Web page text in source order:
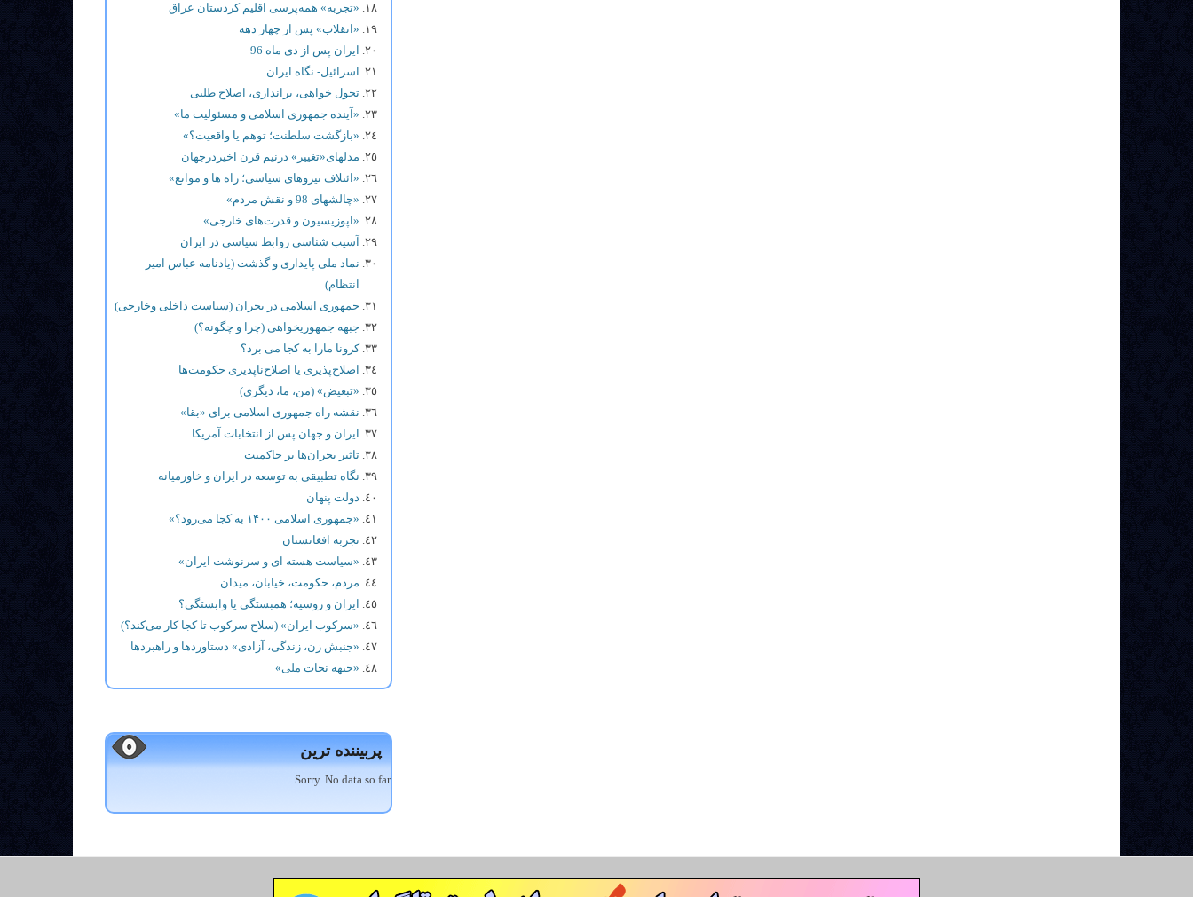
«تجربه» همه‌پرسی اقلیم کردستان عراق
«انقلاب» پس از چهار دهه
ایران پس از دی ماه 96
اسرائیل- نگاه ایران
تحول خواهی، براندازی، اصلاح طلبی
«آینده جمهوری اسلامی و مسئولیت ما»
«بازگشت سلطنت؛ توهم یا واقعیت؟»
مدلهای«تغییر» درنیم قرن اخیردرجهان
«ائتلاف نیروهای سیاسی؛ راه ها و موانع»
«چالشهای 98 و نقش مردم»
«اپوزیسیون و قدرت‌های خارجی»
آسیب شناسی روابط سیاسی در ایران
نماد ملی پایداری و گذشت (یادنامه عباس امیر
انتظام)
جمهوری اسلامی در بحران (سیاست داخلی وخارجی)
جبهه جمهوریخواهی (چرا و چگونه؟)
کرونا مارا به کجا می برد؟
اصلاح‌پذیری یا اصلاح‌ناپذیری حکومت‌ها
«تبعیض» (من، ما، دیگری)
نقشه راه جمهوری اسلامی برای «بقا»
ایران و جهان پس از انتخابات آمریکا
تاثیر بحران‌ها بر حاکمیت
نگاه تطبیقی به توسعه در ایران و خاورمیانه
دولت پنهان
«جمهوری اسلامی ۱۴۰۰ به کجا می‌رود؟»
تجربه افغانستان
«سیاست هسته ای و سرنوشت ایران»
مردم، حکومت، خیابان، میدان
ایران و روسیه؛ همبستگی یا وابستگی؟
«سرکوب ایران» (سلاح سرکوب تا کجا کار می‌کند؟)
«جنبش زن، زندگی، آزادی» دستاوردها و راهبردها
«جبهه نجات ملی»
پربیننده ترین
Sorry. No data so far.